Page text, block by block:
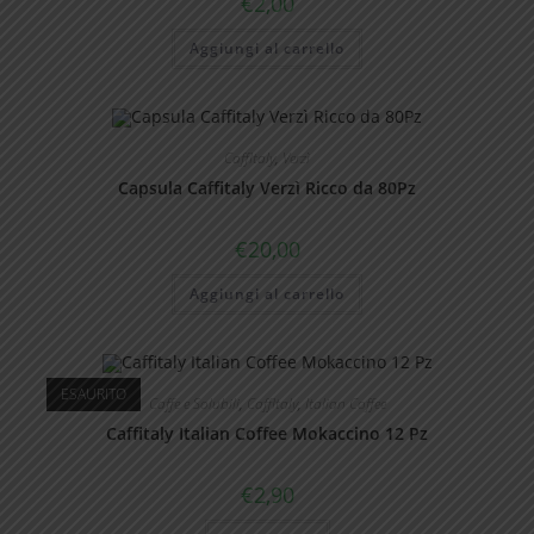
Aggiungi al carrello
CaffItaly, Verzì
Capsula Caffitaly Verzì Ricco da 80Pz
€20,00
Aggiungi al carrello
ESAURITO Caffe e Solubili, CaffItaly, Italian Coffee
Caffitaly Italian Coffee Mokaccino 12 Pz
€2,90